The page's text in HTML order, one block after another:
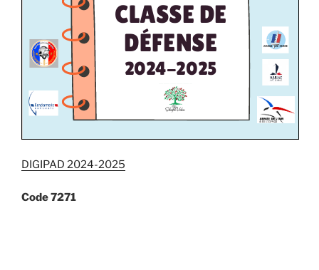
DIGIPAD 2024-2025
Code 7271